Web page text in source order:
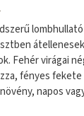
Fehér virágai
fényes
napos